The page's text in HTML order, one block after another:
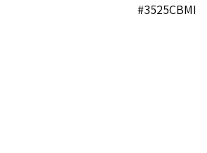
#3525CBMI